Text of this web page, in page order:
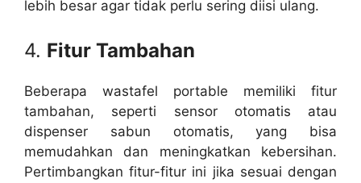
lebih besar agar tidak perlu sering diisi ulang.
4. Fitur Tambahan
Beberapa wastafel portable memiliki fitur
tambahan, seperti sensor otomatis atau
dispenser sabun otomatis, yang bisa
memudahkan dan meningkatkan kebersihan.
Pertimbangkan fitur-fitur ini jika sesuai dengan